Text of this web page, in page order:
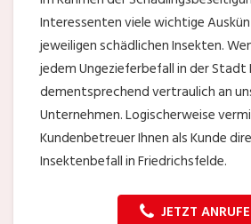
Interessenten viele wichtige
jeweiligen schädlichen Insekten.
jedem Ungezieferbefall in der Stadt
dementsprechend vertraulich an
Unternehmen. Logischerweise
Kundenbetreuer Ihnen als Kunde
Insektenbefall in Friedrichsfelde.
JETZT